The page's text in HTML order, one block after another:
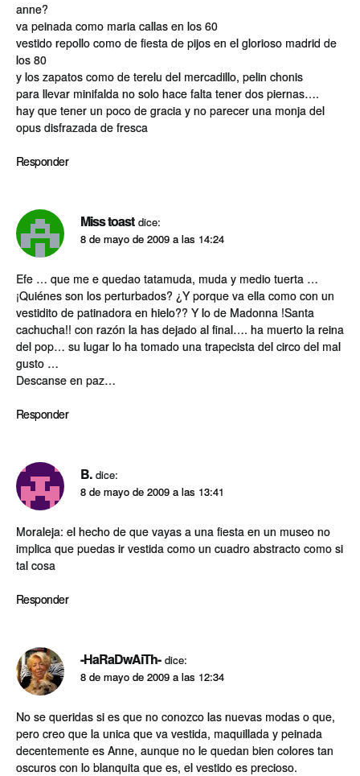
anne?
va peinada como maria callas en los 60
vestido repollo como de fiesta de pijos en el glorioso madrid de
los 80
y los zapatos como de terelu del mercadillo, pelin chonis
para llevar minifalda no solo hace falta tener dos piernas….
hay que tener un poco de gracia y no parecer una monja del
opus disfrazada de fresca
Responder
Miss toast dice:
8 de mayo de 2009 a las 14:24
Efe … que me e quedao tatamuda, muda y medio tuerta …
¡Quiénes son los perturbados? ¿Y porque va ella como con un
vestidito de patinadora en hielo?? Y lo de Madonna !Santa
cachucha!! con razón la has dejado al final…. ha muerto la reina
del pop… su lugar lo ha tomado una trapecista del circo del mal
gusto …
Descanse en paz…
Responder
B. dice:
8 de mayo de 2009 a las 13:41
Moraleja: el hecho de que vayas a una fiesta en un museo no
implica que puedas ir vestida como un cuadro abstracto como si
tal cosa
Responder
-HaRaDwAiTh- dice:
8 de mayo de 2009 a las 12:34
No se queridas si es que no conozco las nuevas modas o que,
pero creo que la unica que va vestida, maquillada y peinada
decentemente es Anne, aunque no le quedan bien colores tan
oscuros con lo blanquita que es, el vestido es precioso.